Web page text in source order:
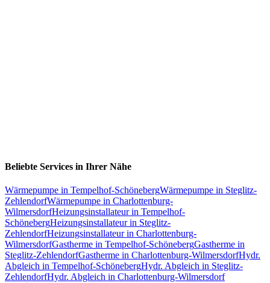
Beliebte Services in Ihrer Nähe
Wärmepumpe in Tempelhof-SchönebergWärmepumpe in Steglitz-
ZehlendorfWärmepumpe in Charlottenburg-
WilmersdorfHeizungsinstallateurin Tempelhof-
SchönebergHeizungsinstallateurin Steglitz-
ZehlendorfHeizungsinstallateurin Charlottenburg-
WilmersdorfGastherme in Tempelhof-SchönebergGastherme in
Steglitz-ZehlendorfGastherme in Charlottenburg-WilmersdorfHydr.
Abgleich in Tempelhof-SchönebergHydr. Abgleich in Steglitz-
ZehlendorfHydr. Abgleich in Charlottenburg-Wilmersdorf